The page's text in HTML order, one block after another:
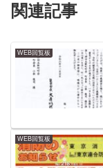
関連記事
WEB回覧板
WEB回覧板